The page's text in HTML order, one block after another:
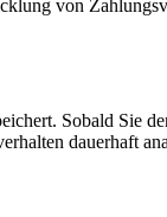
von
Sobald Sie
dauerhaft